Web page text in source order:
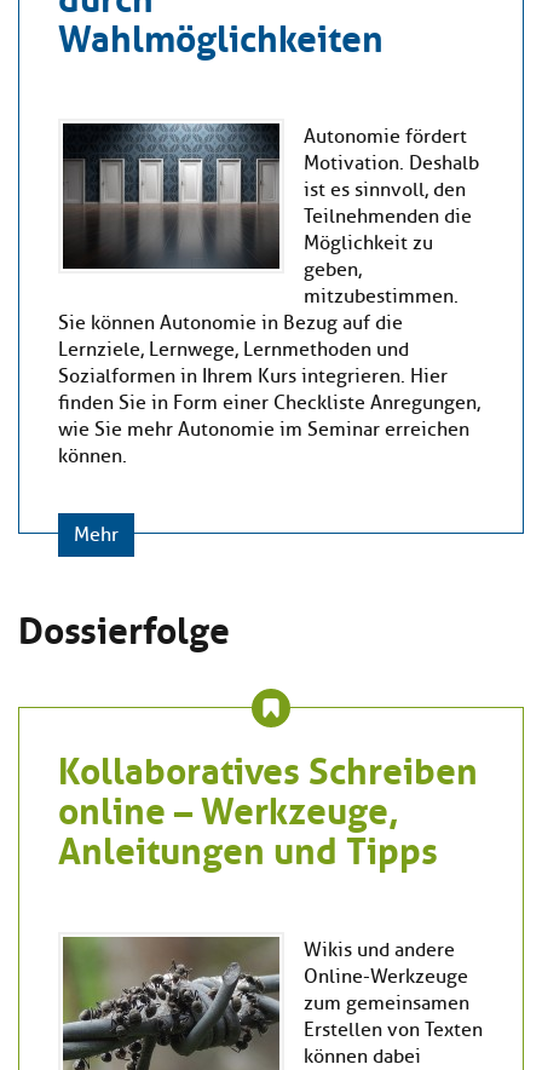
Wahlmöglichkeiten
Autonomie fördert
Motivation. Deshalb
ist es sinnvoll, den
Teilnehmenden die
Möglichkeit zu
geben,
mitzubestimmen.
Sie können Autonomie in Bezug auf die
Lernziele, Lernwege, Lernmethoden und
Sozialformen in Ihrem Kurs integrieren. Hier
finden Sie in Form einer Checkliste Anregungen,
wie Sie mehr Autonomie im Seminar erreichen
können.
Mehr
Dossierfolge
Kollaboratives Schreiben
online – Werkzeuge,
Anleitungen und Tipps
Wikis und andere
Online-Werkzeuge
zum gemeinsamen
Erstellen von Texten
können dabei